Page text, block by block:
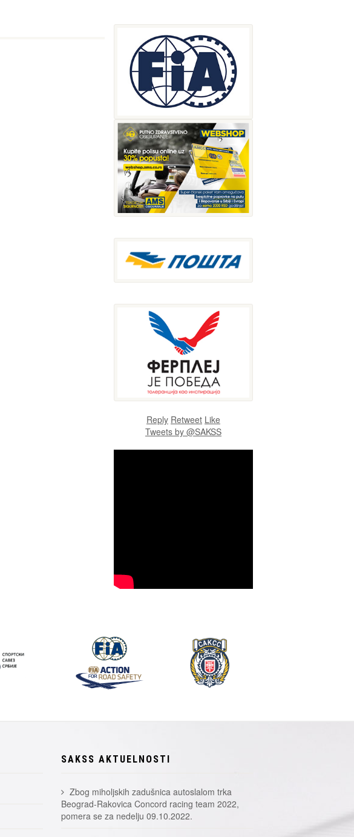
Reply Retweet Like
Tweets by @SAKSS
SAKSS AKTUELNOSTI
Zbog miholjskih zadušnica autoslalom trka
Beograd-Rakovica Concord racing team 2022,
pomera se za nedelju 09.10.2022.